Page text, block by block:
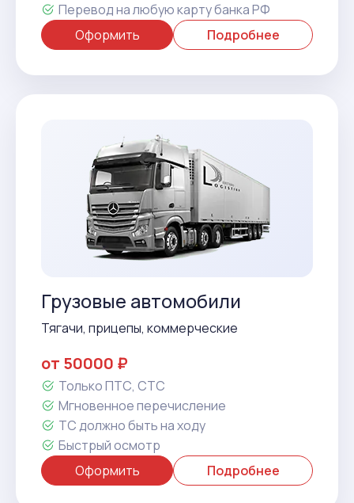
Перевод на любую карту банка РФ
Оформить
Подробнее
Грузовые автомобили
Тягачи, прицепы, коммерческие
от 50000 ₽
Только ПТС, СТС
Мгновенное перечисление
ТС должно быть на ходу
Быстрый осмотр
Оформить
Подробнее